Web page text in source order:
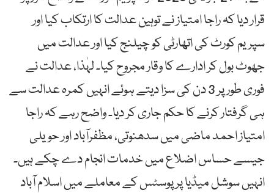
قرار دیا کہ راجا امتیاز نے توہین عدالت کا ارتکاب کیا اور
سپریم کورٹ کی اتھارٹی کو چیلنج کیا اور عدالت میں
جھوٹ بول کر ادارے کا وقار مجروح کیا۔ لہٰذا، عدالت نے
فوری طور پر 3 دن کی سزا دیتے ہوئے انہیں کمرہ عدالت سے
ہی گرفتار کرنے کا حکم جاری کر دیا۔ واضح رہے کہ راجا
امتیاز احمد ماضی میں سدھنوتی، مظفرآباد اور حویلی
جیسے حساس اضلاع میں خدمات انجام دے چکے ہیں۔
انہیں سوشل میڈیا پر پوسٹس کے معاملے میں اسلام آباد